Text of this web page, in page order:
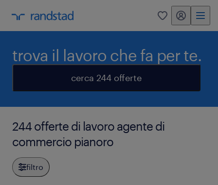
0 my randstad
trova il lavoro che fa per te.
cerca 244 offerte
244 offerte di lavoro agente di
commercio pianoro
filtro